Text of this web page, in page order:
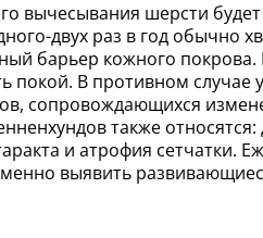
вычесывания шерсти
двух раз в год
барьер кожного
В противном
сопровождающихся
также
и атрофия сетчатки.
выявить